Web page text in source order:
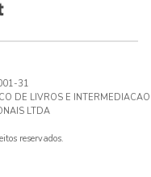
31
DE LIVROS E INTERMEDIACAO
LTDA
reservados.